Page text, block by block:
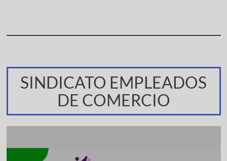
SINDICATO EMPLEADOS
DE COMERCIO